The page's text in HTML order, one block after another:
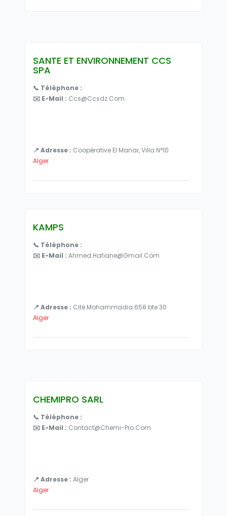
SANTE ET ENVIRONNEMENT CCS
SPA
📞 Téléphone :
✉️ E-Mail : Ccs@ccsdz.com
📍 Adresse : Coopérative El Manar, Villa N°10
Alger
KAMPS
📞 Téléphone :
✉️ E-Mail : Ahmed.hafiane@gmail.com
📍 Adresse : Cité Mohammadia 658 bte 30
Alger
CHEMIPRO SARL
📞 Téléphone :
✉️ E-Mail : Contact@chemi-Pro.com
📍 Adresse : Alger
Alger